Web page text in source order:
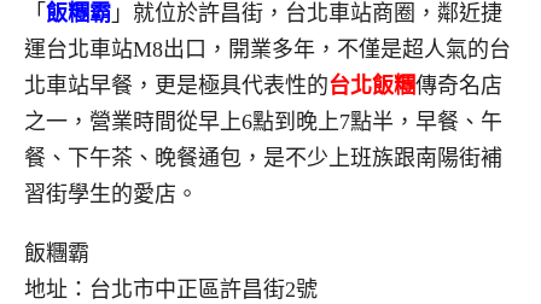
「 飯糰霸 」就位於許昌街，台北車站商圈，鄰近捷
運台北車站M8出口，開業多年，不僅是超人氣的台
北車站早餐，更是極具代表性的台北飯糰傳奇名店
之一，營業時間從早上6點到晚上7點半，早餐、午
餐、下午茶、晚餐通包，是不少上班族跟南陽街補
習街學生的愛店。
飯糰霸
地址：台北市中正區許昌街2號